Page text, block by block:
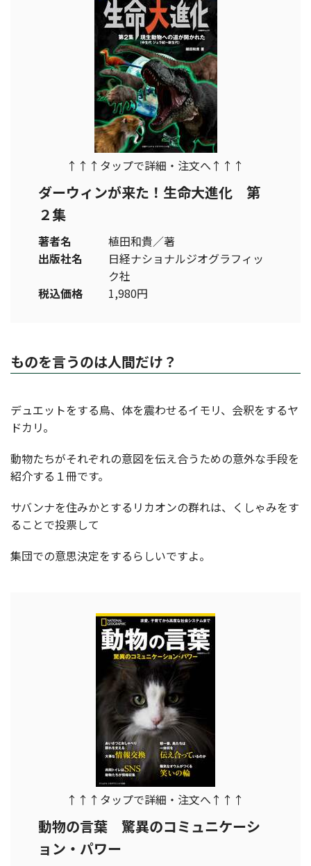
↑↑↑タップで詳細・注文へ↑↑↑
ダーウィンが来た！生命大進化 第
２集
著者名
植田和貴／著
出版社名
日経ナショナルジオグラフィッ
ク社
税込価格
1,980円
ものを言うのは人間だけ？
デュエットをする鳥、体を震わせるイモリ、会釈をするヤ
ドカリ。
動物たちがそれぞれの意図を伝え合うための意外な手段を
紹介する１冊です。
サバンナを住みかとするリカオンの群れは、くしゃみをす
ることで投票して
集団での意思決定をするらしいですよ。
↑↑↑タップで詳細・注文へ↑↑↑
動物の言葉 驚異のコミュニケーシ
ョン・パワー